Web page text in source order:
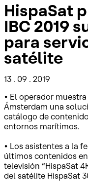
HispaSat
IBC 2019
para
satélite
13 . 09 . 2019
• El operador
Ámsterdam una
catálogo de
entornos marítimos.
• Los asistentes a la
últimos contenidos
televisión “HispaSat
del satélite HispaSat